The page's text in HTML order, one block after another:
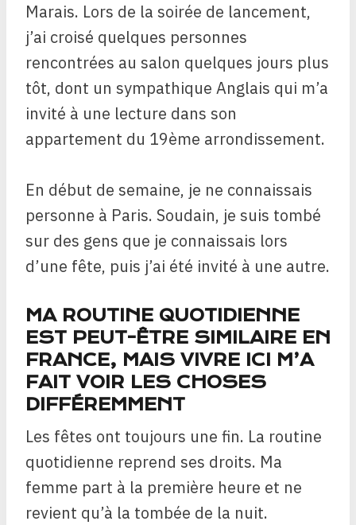
Marais. Lors de la soirée de lancement,
j’ai croisé quelques personnes
rencontrées au salon quelques jours plus
tôt, dont un sympathique Anglais qui m’a
invité à une lecture dans son
appartement du 19ème arrondissement.
En début de semaine, je ne connaissais
personne à Paris. Soudain, je suis tombé
sur des gens que je connaissais lors
d’une fête, puis j’ai été invité à une autre.
MA ROUTINE QUOTIDIENNE
EST PEUT-ÊTRE SIMILAIRE EN
FRANCE, MAIS VIVRE ICI M’A
FAIT VOIR LES CHOSES
DIFFÉREMMENT
Les fêtes ont toujours une fin. La routine
quotidienne reprend ses droits. Ma
femme part à la première heure et ne
revient qu’à la tombée de la nuit.